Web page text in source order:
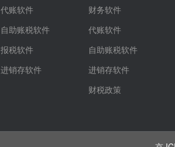
代账软件
自助账税软件
报税软件
进销存软件
财务软件
代账软件
自助账税软件
进销存软件
财税政策